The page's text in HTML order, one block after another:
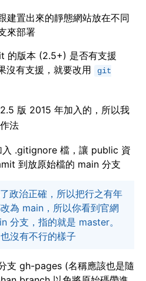
建置出來的靜態網站放在不同
來部署
的版本 (2.5+) 是否有支援
沒有支援，就要改用
git
版 2015 年加入的，所以我
法
.gitignore 檔，讓 public 資
到放原始檔的 main 分支
政治正確，所以把行之有年
為 main，所以你看到官網
分支，指的就是 master。
沒有不行的樣子
支 gh-pages (名稱應該也是隨